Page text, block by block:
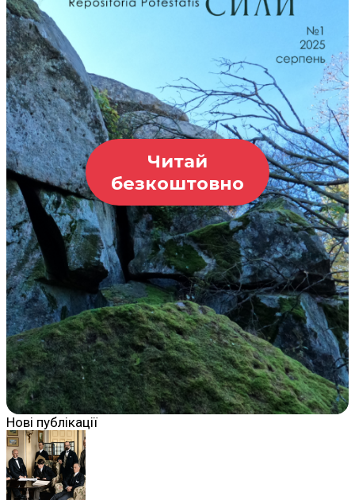
Читай
безкоштовно
Нові публікації